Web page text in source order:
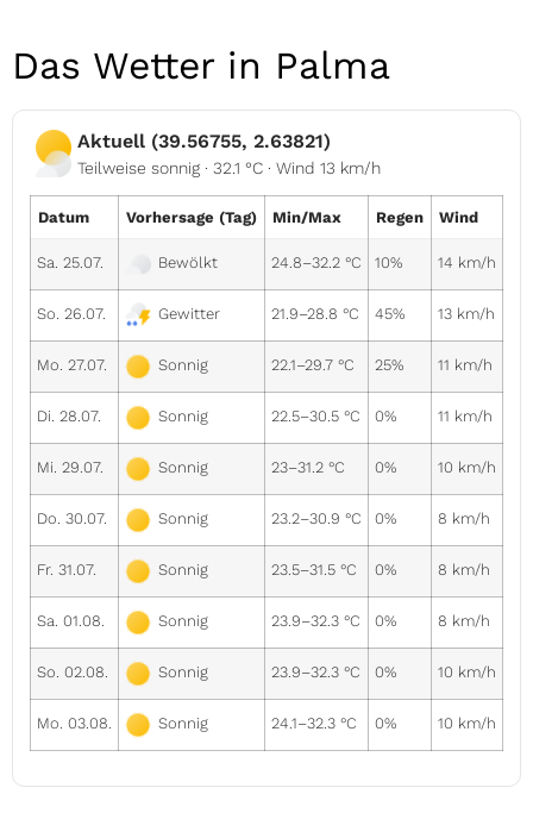
Das Wetter in Palma
Aktuell (39.56755, 2.63821)
Teilweise sonnig · 32.1 °C · Wind 13 km/h
Datum Vorhersage (Tag) Min/Max Regen Wind
Sa. 25.07. Bewölkt 24.8–32.2 °C 10% 14 km/h
So. 26.07. Gewitter 21.9–28.8 °C 45% 13 km/h
Mo. 27.07. Sonnig 22.1–29.7 °C 25% 11 km/h
Di. 28.07. Sonnig 22.5–30.5 °C 0% 11 km/h
Mi. 29.07. Sonnig 23–31.2 °C 0% 10 km/h
Do. 30.07. Sonnig 23.2–30.9 °C 0% 8 km/h
Fr. 31.07. Sonnig 23.5–31.5 °C 0% 8 km/h
Sa. 01.08. Sonnig 23.9–32.3 °C 0% 8 km/h
So. 02.08. Sonnig 23.9–32.3 °C 0% 10 km/h
Mo. 03.08. Sonnig 24.1–32.3 °C 0% 10 km/h